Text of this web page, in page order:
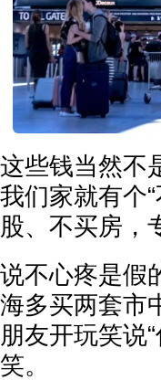
这些钱当然不
我们家就有个
股、不买房，
说不心疼是假
海多买两套市
朋友开玩笑说
笑。